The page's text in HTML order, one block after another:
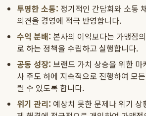
투명한 소통: 정기적인 간담회와 소통
의견을 경영에 적극 반영합니다.
수익 분배: 본사의 이익보다는 가맹점
로 하는 정책을 수립하고 실행합니다.
공동 성장: 브랜드 가치 상승을 위한 마
사 주도 하에 지속적으로 진행하여 모
릴 수 있도록 합니다.
위기 관리: 예상치 못한 문제나 위기 상